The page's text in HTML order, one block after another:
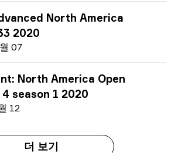
North America
2020
월 07
North America Open
season 1 2020
12
더 보기